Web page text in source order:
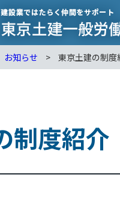
お知らせ > 東京土建の制度
度紹介